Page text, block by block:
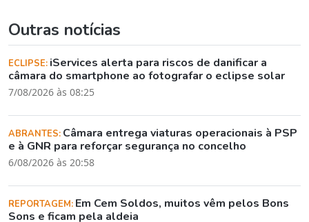
Outras notícias
ECLIPSE: iServices alerta para riscos de danificar a
câmara do smartphone ao fotografar o eclipse solar
7/08/2026 às 08:25
ABRANTES: Câmara entrega viaturas operacionais à PSP
e à GNR para reforçar segurança no concelho
6/08/2026 às 20:58
REPORTAGEM: Em Cem Soldos, muitos vêm pelos Bons
Sons e ficam pela aldeia